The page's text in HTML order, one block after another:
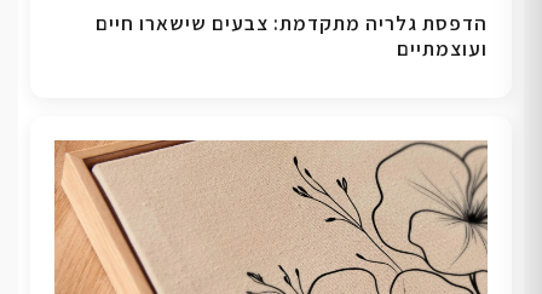
הדפסת גלריה מתקדמת: צבעים שישארו חיים
ועוצמתיים